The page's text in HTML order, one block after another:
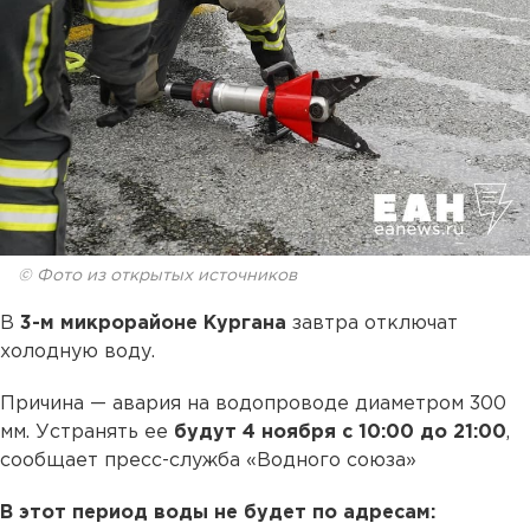
© Фото из открытых источников
В 3-м микрорайоне Кургана завтра отключат
холодную воду.
Причина — авария на водопроводе диаметром 300
мм. Устранять ее будут 4 ноября с 10:00 до 21:00,
сообщает пресс-служба «Водного союза»
В этот период воды не будет по адресам: